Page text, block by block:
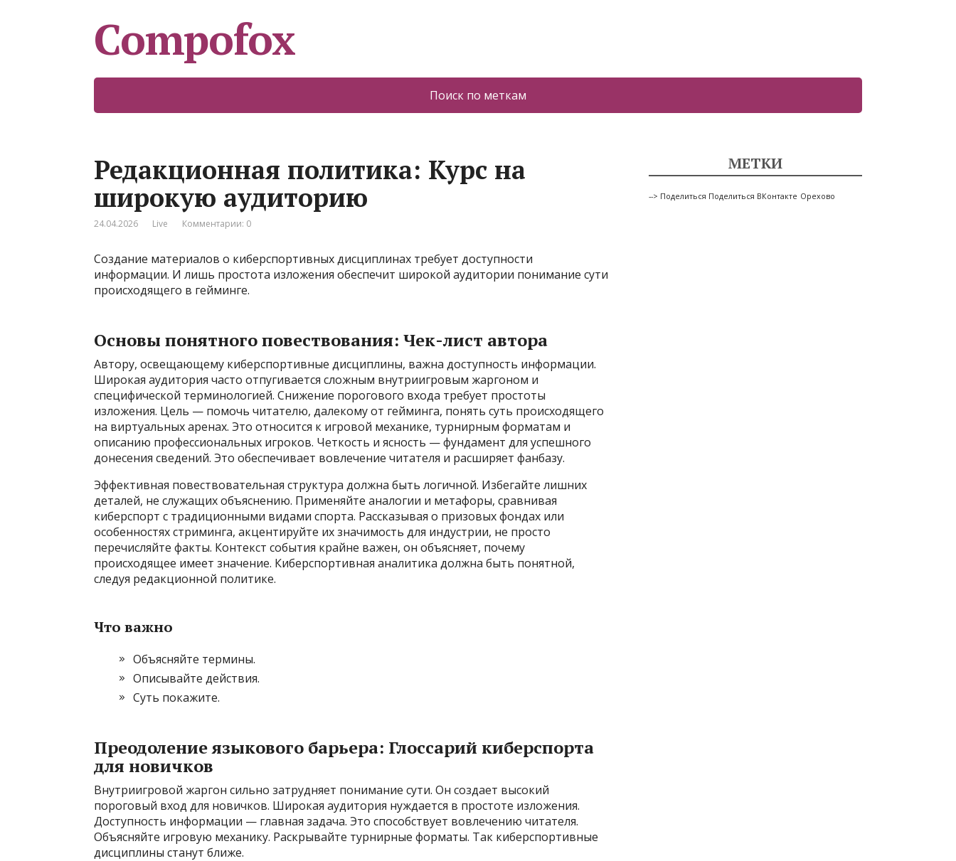
Compofox
Поиск по меткам
Редакционная политика: Курс на
широкую аудиторию
24.04.2026 Live Комментарии: 0
Создание материалов о киберспортивных дисциплинах требует доступности
информации. И лишь простота изложения обеспечит широкой аудитории понимание сути
происходящего в гейминге.
Основы понятного повествования: Чек-лист автора
Автору, освещающему киберспортивные дисциплины, важна доступность информации.
Широкая аудитория часто отпугивается сложным внутриигровым жаргоном и
специфической терминологией. Снижение порогового входа требует простоты
изложения. Цель — помочь читателю, далекому от гейминга, понять суть происходящего
на виртуальных аренах. Это относится к игровой механике, турнирным форматам и
описанию профессиональных игроков. Четкость и ясность — фундамент для успешного
донесения сведений. Это обеспечивает вовлечение читателя и расширяет фанбазу.
Эффективная повествовательная структура должна быть логичной. Избегайте лишних
деталей, не служащих объяснению. Применяйте аналогии и метафоры, сравнивая
киберспорт с традиционными видами спорта. Рассказывая о призовых фондах или
особенностях стриминга, акцентируйте их значимость для индустрии, не просто
перечисляйте факты. Контекст события крайне важен, он объясняет, почему
происходящее имеет значение. Киберспортивная аналитика должна быть понятной,
следуя редакционной политике.
Что важно
Объясняйте термины.
Описывайте действия.
Суть покажите.
Преодоление языкового барьера: Глоссарий киберспорта
для новичков
Внутриигровой жаргон сильно затрудняет понимание сути. Он создает высокий
пороговый вход для новичков. Широкая аудитория нуждается в простоте изложения.
Доступность информации — главная задача. Это способствует вовлечению читателя.
Объясняйте игровую механику. Раскрывайте турнирные форматы. Так киберспортивные
дисциплины станут ближе.
МЕТКИ
--> Поделиться Поделиться ВКонтакте Орехово